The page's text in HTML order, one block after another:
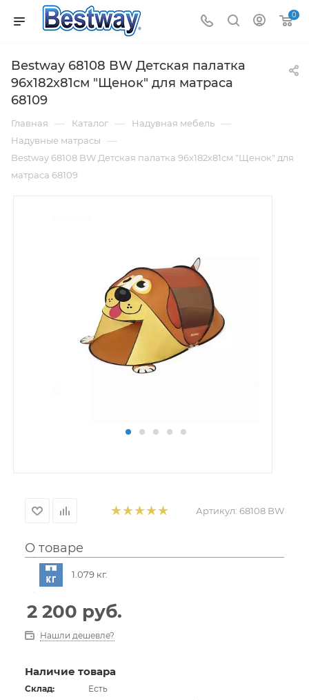
0
Bestway 68108 BW Детская палатка
96х182х81см "Щенок" для матраса
68109
Главная — Каталог — Надувная мебель —
Надувные матрасы —
Bestway 68108 BW Детская палатка 96х182х81см "Щенок" для
матраса 68109
Артикул: 68108 BW
О товаре
1.079 кг.
2 200 руб.
Нашли дешевле?
Наличие товара
Склад:
Есть